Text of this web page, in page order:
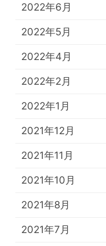
2022年6月
2022年5月
2022年4月
2022年2月
2022年1月
2021年12月
2021年11月
2021年10月
2021年8月
2021年7月